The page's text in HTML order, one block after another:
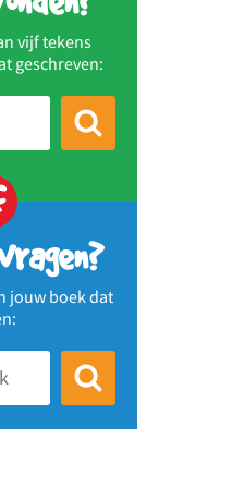
vijf tekens
geschreven:
jouw boek dat